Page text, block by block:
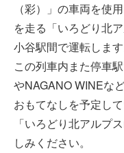
（彩）」の車両を使
を走る「いろどり北
小谷駅間で運転します
この列車内また停車
やNAGANO WINEな
おもてなしを予定して
「いろどり北アルプ
しみください。